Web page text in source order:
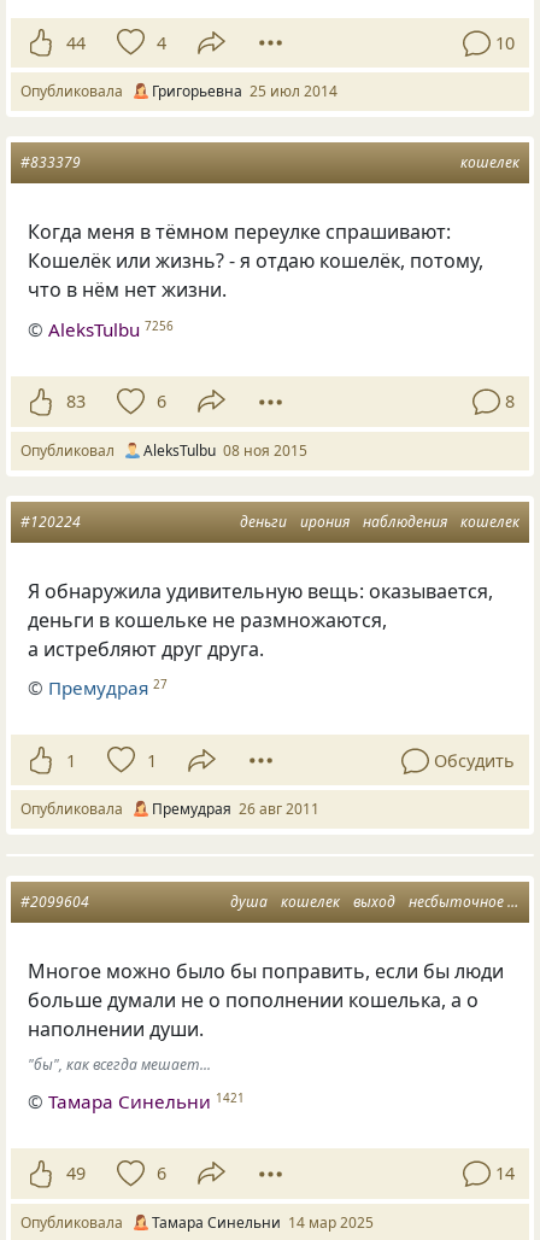
44 4 10
Опубликовала Григорьевна 25 июл 2014
кошелек
#833379
Когда меня в тёмном переулке спрашивают:
Кошелёк или жизнь? - я отдаю кошелёк, потому,
что в нём нет жизни.
©AleksTulbu 7256
83 6 8
Опубликовал AleksTulbu 08 ноя 2015
деньги ирония наблюдения кошелек
#120224
Я обнаружила удивительную вещь: оказывается,
деньги в кошельке не размножаются,
а истребляют друг друга.
© Премудрая 27
1 1 Обсудить
Опубликовала Премудрая 26 авг 2011
душа кошелек выход несбыточное
#2099604
Многое можно было бы поправить, если бы люди
больше думали не о пополнении кошелька, а о
наполнении души.
"бы", как всегда мешает...
©Тамара Синельни 1421
49 6 14
Опубликовала Тамара Синельни 14 мар 2025